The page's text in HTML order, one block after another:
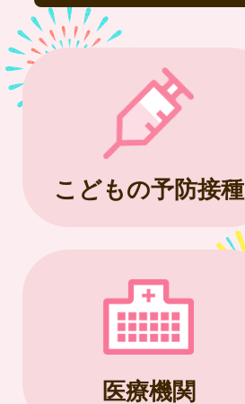
こどもの予防接種
医療機関